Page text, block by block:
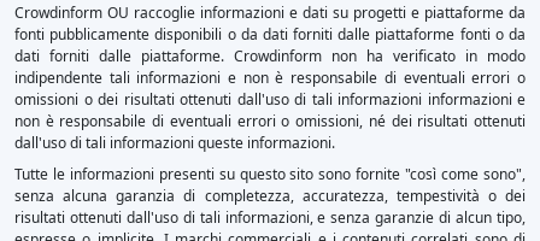
Crowdinform OU raccoglie informazioni e dati su progetti e piattaforme da
fonti pubblicamente disponibili o da dati forniti dalle piattaforme fonti o da
dati forniti dalle piattaforme. Crowdinform non ha verificato in modo
indipendente tali informazioni e non è responsabile di eventuali errori o
omissioni o dei risultati ottenuti dall'uso di tali informazioni informazioni e
non è responsabile di eventuali errori o omissioni, né dei risultati ottenuti
dall'uso di tali informazioni queste informazioni.
Tutte le informazioni presenti su questo sito sono fornite "così come sono",
senza alcuna garanzia di completezza, accuratezza, tempestività o dei
risultati ottenuti dall'uso di tali informazioni, e senza garanzie di alcun tipo,